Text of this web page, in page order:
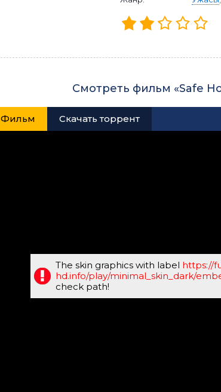
Смотреть фильм «Safe
Фильм Скачать торрент
The skin graphics with label https://
hd.info/play/minimal_skin_dark/
check path!